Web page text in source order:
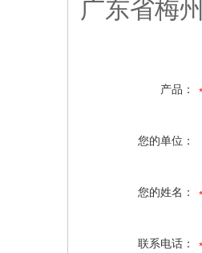
广东省梅
产品：
您的单位：
您的姓名：
联系电话：